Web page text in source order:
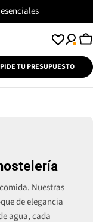
PIDE TU PRESUPUESTO
Nuestras
de elegancia
agua, cada